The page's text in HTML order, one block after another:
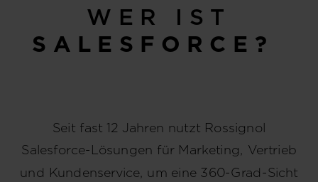
WER IST
SALESFORCE?
Seit fast 12 Jahren nutzt Rossignol
Salesforce-Lösungen für Marketing, Vertrieb
und Kundenservice, um eine 360-Grad-Sicht